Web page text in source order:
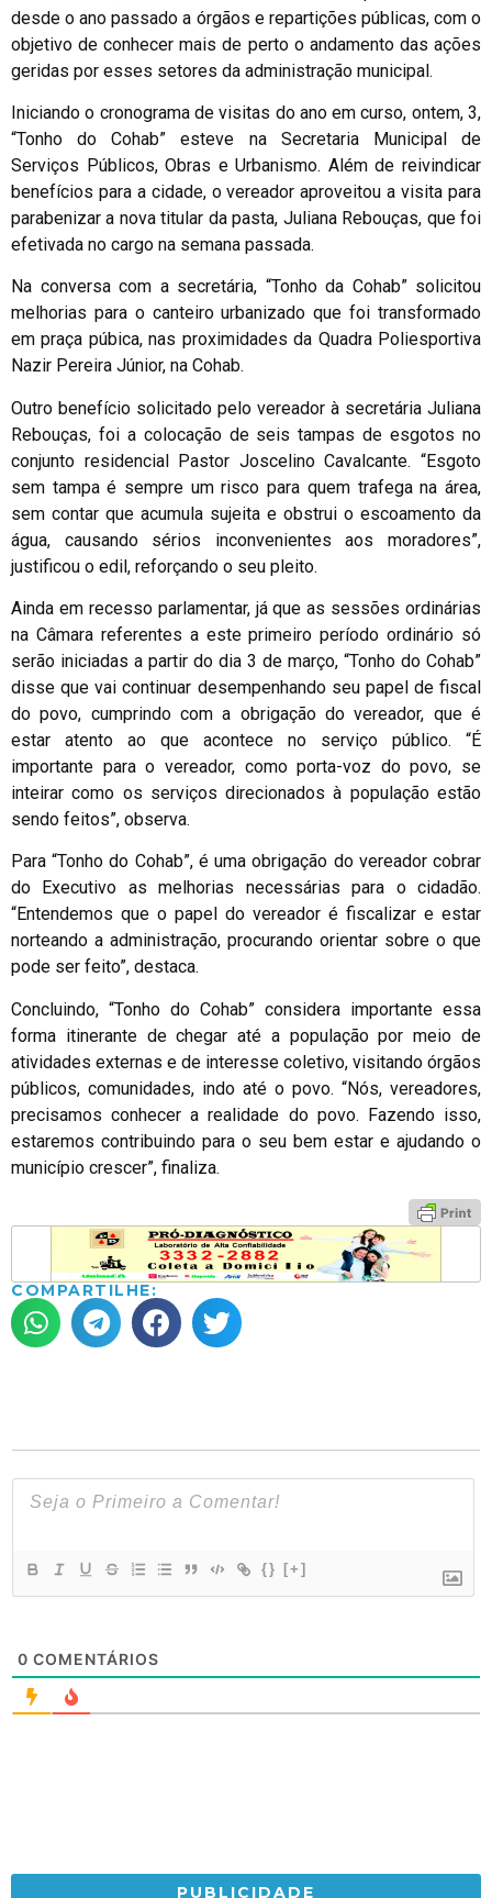
desde o ano passado a órgãos e repartições públicas, com o
objetivo de conhecer mais de perto o andamento das ações
geridas por esses setores da administração municipal.
Iniciando o cronograma de visitas do ano em curso, ontem, 3,
“Tonho do Cohab” esteve na Secretaria Municipal de
Serviços Públicos, Obras e Urbanismo. Além de reivindicar
benefícios para a cidade, o vereador aproveitou a visita para
parabenizar a nova titular da pasta, Juliana Rebouças, que foi
efetivada no cargo na semana passada.
Na conversa com a secretária, “Tonho da Cohab” solicitou
melhorias para o canteiro urbanizado que foi transformado
em praça púbica, nas proximidades da Quadra Poliesportiva
Nazir Pereira Júnior, na Cohab.
Outro benefício solicitado pelo vereador à secretária Juliana
Rebouças, foi a colocação de seis tampas de esgotos no
conjunto residencial Pastor Joscelino Cavalcante. “Esgoto
sem tampa é sempre um risco para quem trafega na área,
sem contar que acumula sujeita e obstrui o escoamento da
água, causando sérios inconvenientes aos moradores”,
justificou o edil, reforçando o seu pleito.
Ainda em recesso parlamentar, já que as sessões ordinárias
na Câmara referentes a este primeiro período ordinário só
serão iniciadas a partir do dia 3 de março, “Tonho do Cohab”
disse que vai continuar desempenhando seu papel de fiscal
do povo, cumprindo com a obrigação do vereador, que é
estar atento ao que acontece no serviço público. “É
importante para o vereador, como porta-voz do povo, se
inteirar como os serviços direcionados à população estão
sendo feitos”, observa.
Para “Tonho do Cohab”, é uma obrigação do vereador cobrar
do Executivo as melhorias necessárias para o cidadão.
“Entendemos que o papel do vereador é fiscalizar e estar
norteando a administração, procurando orientar sobre o que
pode ser feito”, destaca.
Concluindo, “Tonho do Cohab” considera importante essa
forma itinerante de chegar até a população por meio de
atividades externas e de interesse coletivo, visitando órgãos
públicos, comunidades, indo até o povo. “Nós, vereadores,
precisamos conhecer a realidade do povo. Fazendo isso,
estaremos contribuindo para o seu bem estar e ajudando o
município crescer”, finaliza.
COMPARTILHE:
{} [+]
0 COMENTÁRIOS
PUBLICIDADE